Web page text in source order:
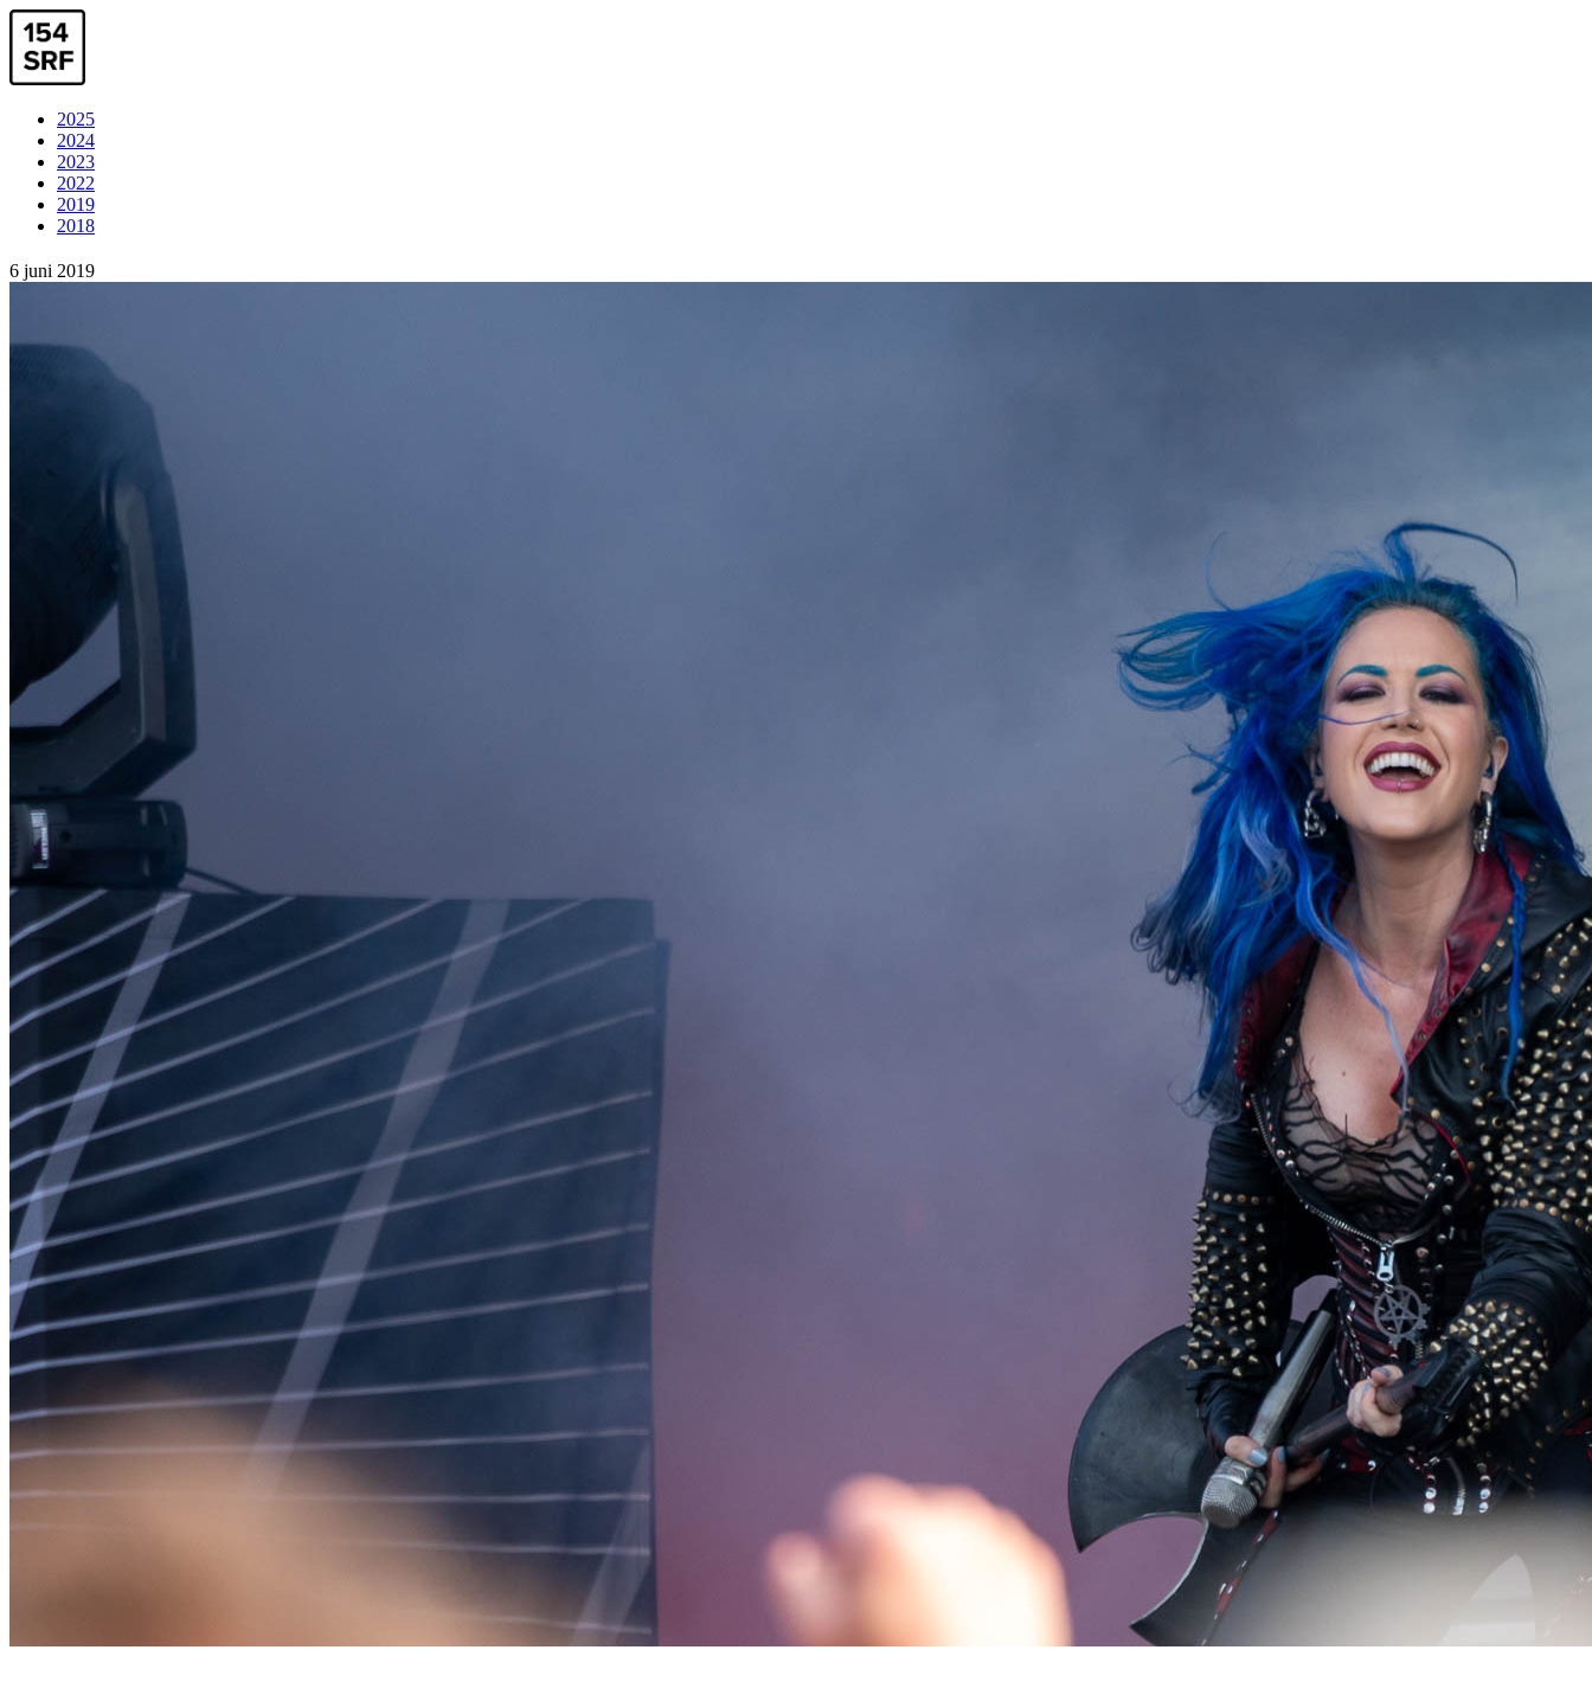
2025
2024
2023
2022
2019
2018
6 juni 2019